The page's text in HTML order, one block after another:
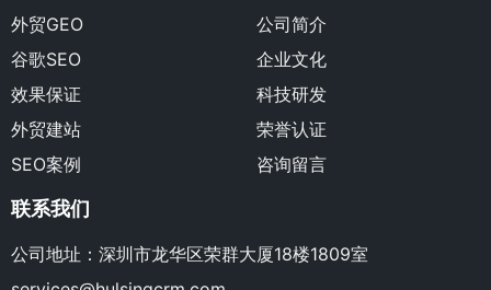
外贸GEO
谷歌SEO
效果保证
外贸建站
SEO案例
公司简介
企业文化
科技研发
荣誉认证
咨询留言
联系我们
公司地址：深圳市龙华区荣群大厦18楼1809室